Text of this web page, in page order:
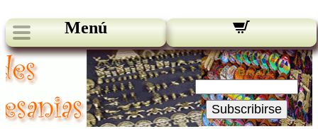
Menú
Novedades:
Su Email:
Subscribirse